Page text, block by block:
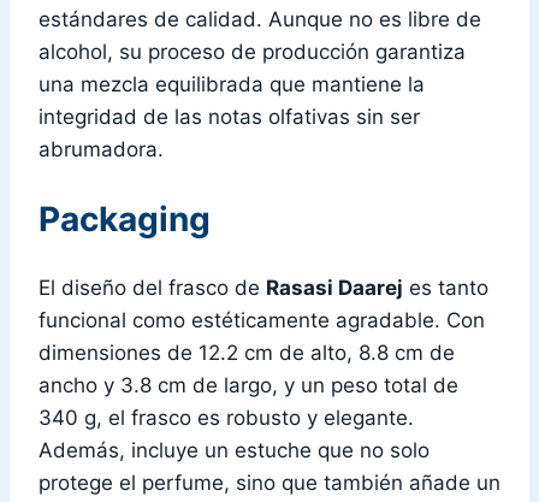
estándares de calidad. Aunque no es libre de
alcohol, su proceso de producción garantiza
una mezcla equilibrada que mantiene la
integridad de las notas olfativas sin ser
abrumadora.
Packaging
El diseño del frasco de Rasasi Daarej es tanto
funcional como estéticamente agradable. Con
dimensiones de 12.2 cm de alto, 8.8 cm de
ancho y 3.8 cm de largo, y un peso total de
340 g, el frasco es robusto y elegante.
Además, incluye un estuche que no solo
protege el perfume, sino que también añade un